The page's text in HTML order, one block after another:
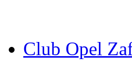
Club Opel